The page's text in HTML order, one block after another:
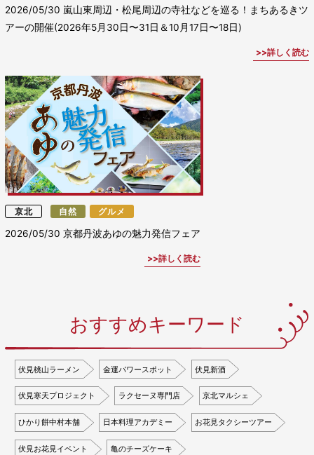
2026/05/30 嵐山東周辺・松尾周辺の寺社などを巡る！まちあるきツ
アーの開催(2026年5月30日〜31日＆10月17日〜18日)
詳しく読む
京北 自然 グルメ
2026/05/30京都丹波あゆの魅力発信フェア
詳しく読む
おすすめキーワード
伏見桃山ラーメン 金運パワースポット 伏見新酒
伏見寒天プロジェクト ラクセーヌ専門店 京北マルシェ
ひかり餅中村本舗 日本料理アカデミー お花見タクシーツアー
伏見お花見イベント 亀のチーズケーキ